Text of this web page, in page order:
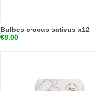
Bulbes crocus sativus x12
€8.00